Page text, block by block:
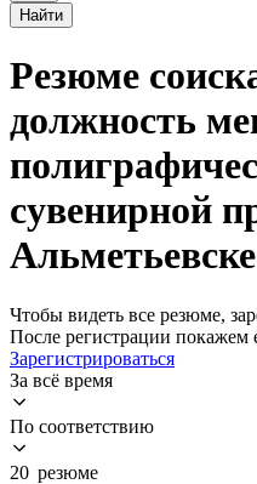
Найти
Резюме
должность
сувенирной
Альметьевске
Чтобы видеть все резюме,
После регистрации покажем
Зарегистрироваться
За всё время
По соответствию
20 резюме